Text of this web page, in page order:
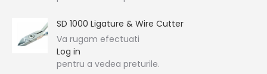
SD 1000 Ligature & Wire Cutter
Va rugam efectuati
Log in
pentru a vedea preturile.